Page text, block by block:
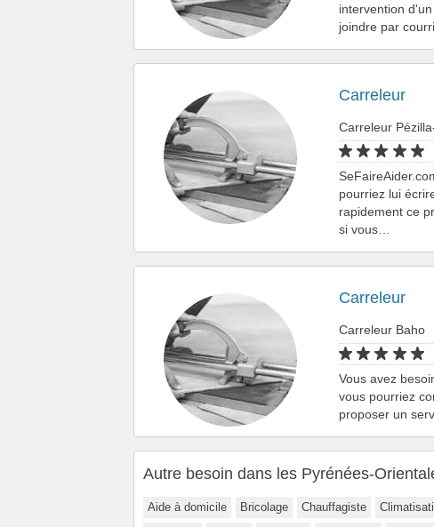
intervention
joindre par
Carreleur
Carreleur
pourriez lui
rapidement ce
si vous…
Carreleur
Carreleur Baho
Vous avez
vous pourriez
proposer un
Autre besoin dans les Pyrénées-
Aide à domicile Bricolage Chauffagiste